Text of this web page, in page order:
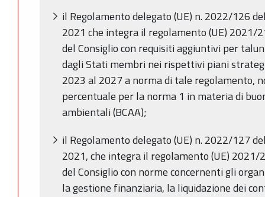
il Regolamento delegato (UE) n. 2022/126
2021 che integra il regolamento (UE) 2021/
del Consiglio con requisiti aggiuntivi per
dagli Stati membri nei rispettivi piani
2023 al 2027 a norma di tale regolamento,
percentuale per la norma 1 in materia di
ambientali (BCAA);
il Regolamento delegato (UE) n. 2022/127
2021, che integra il regolamento (UE)
del Consiglio con norme concernenti gli
la gestione finanziaria, la liquidazione dei